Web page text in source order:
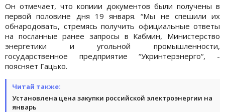
Он отмечает, что копиии документов были получены в
первой половине дня 19 января. “Мы не спешили их
обнародовать, стремясь получить официальные ответы
на посланные ранее запросы в Кабмин, Министерство
энергетики и угольной промышленности,
государственное предприятие “Укринтерэнерго“, -
поясняет Гацько.
Читай также:
Установлена цена закупки российской электроэнергии на
январь